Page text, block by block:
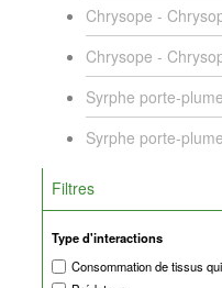
Chrysope -
Chrysope -
Syrphe porte-
Syrphe porte-
Filtres
Type d'interactions
Consommation de tissus